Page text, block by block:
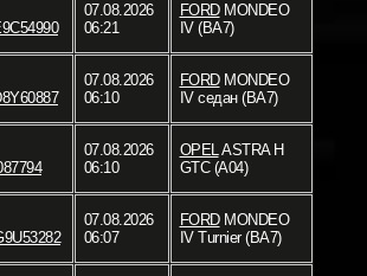
07.08.2026
06:21
FORDMONDEO
IV (BA7)
07.08.2026
06:10
FORDMONDEO
IV седан (BA7)
07.08.2026
06:10
OPELASTRA H
GTC (A04)
07.08.2026
06:07
FORDMONDEO
IV Turnier (BA7)